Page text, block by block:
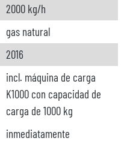
2000 kg/h
gas natural
2016
incl. máquina de carga
K1000 con capacidad de
carga de 1000 kg
inmediatamente